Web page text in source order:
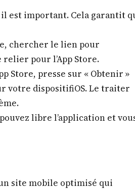
est important. Cela garantit
chercher le lien pour
pour l’App Store.
Store, presse sur « Obtenir »
votre dispositifiOS. Le traiter
libre l’application et
site mobile optimisé qui